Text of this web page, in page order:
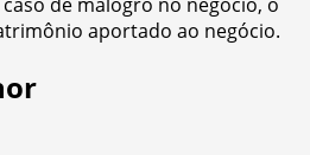
aportado ao negócio.